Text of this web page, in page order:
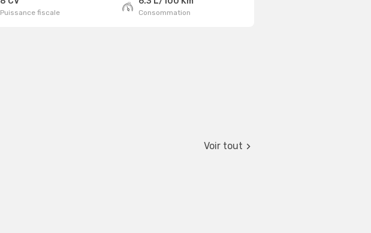
Puissance fiscale Consommation
Voir tout